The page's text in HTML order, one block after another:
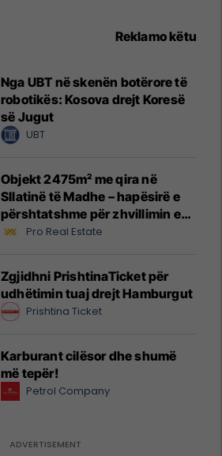
Reklamo këtu
Nga UBT në skenën botërore të
robotikës: Kosova drejt Koresë
së Jugut
UBT
Objekt 2475m² me qira në
Sllatinë të Madhe – hapësirë e
përshtatshme për zhvillimin e
biznesit #16068
Pro Real Estate
Zgjidhni PrishtinaTicket për
udhëtimin tuaj drejt Hamburgut
Prishtina Ticket
Karburant cilësor dhe shumë
më tepër!
Petrol Company